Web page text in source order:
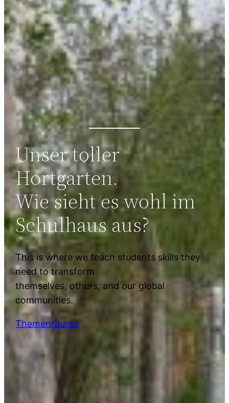
Unser toller
Hortgarten.
Wie sieht es wohl im
Schulhaus aus?
This is where we teach students skills they
need to transform
themselves, others, and our global
communities.
Themenräume